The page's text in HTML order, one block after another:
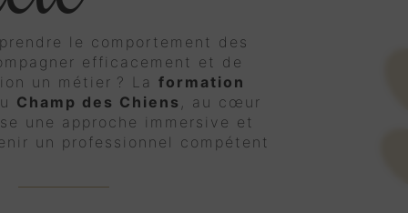
le comportement des
efficacement et de
un métier ? La formation
Champ des Chiens , au cœur
une approche immersive et
un professionnel compétent